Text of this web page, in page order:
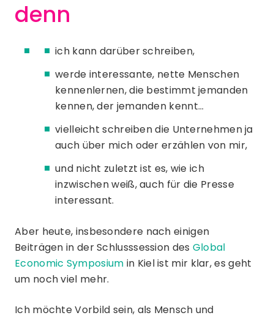
denn
ich kann darüber schreiben,
werde interessante, nette Menschen
kennenlernen, die bestimmt jemanden
kennen, der jemanden kennt…
vielleicht schreiben die Unternehmen ja
auch über mich oder erzählen von mir,
und nicht zuletzt ist es, wie ich
inzwischen weiß, auch für die Presse
interessant.
Aber heute, insbesondere nach einigen
Beiträgen in der Schlusssession des Global
Economic Symposium in Kiel ist mir klar, es geht
um noch viel mehr.
Ich möchte Vorbild sein, als Mensch und